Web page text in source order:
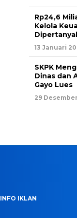
Rp24,6
Kelola
13 Januari
SKPK
Dinas dan
Gayo Lues
29
INFO IKLAN